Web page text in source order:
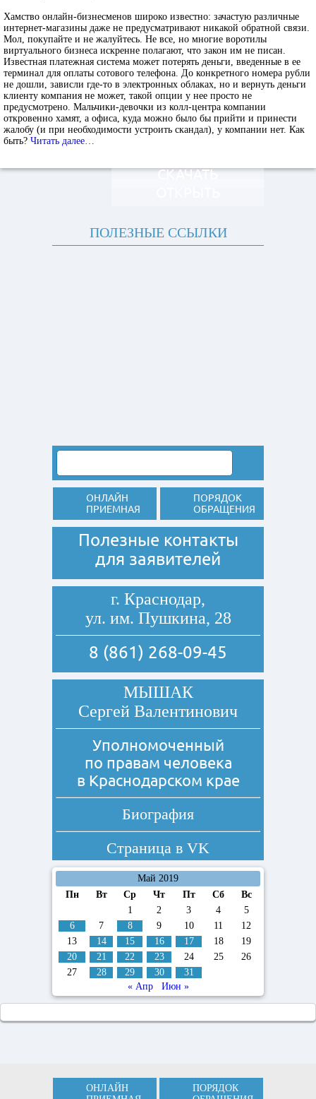
Хамство онлайн-бизнесменов широко известно: зачастую различные
интернет-магазины даже не предусматривают никакой обратной связи.
Мол, покупайте и не жалуйтесь. Не все, но многие воротилы
виртуального бизнеса искренне полагают, что закон им не писан.
Известная платежная система может потерять деньги, введенные в ее
терминал для оплаты сотового телефона. До конкретного номера рубли
не дошли, зависли где-то в электронных облаках, но и вернуть деньги
клиенту компания не может, такой опции у нее просто не
предусмотрено. Мальчики-девочки из колл-центра компании
откровенно хамят, а офиса, куда можно было бы прийти и принести
жалобу (и при необходимости устроить скандал), у компании нет. Как
быть? Читать далее…
СКАЧАТЬ
ПОЛЕЗНЫЕ ССЫЛКИ
ОНЛАЙН
ПРИЕМНАЯ
ПОРЯДОК
ОБРАЩЕНИЯ
Полезные контакты
для заявителей
г. Краснодар,
ул. им. Пушкина, 28
8 (861) 268-09-45
МЫШАК
Сергей Валентинович
Уполномоченный
по правам человека
в Краснодарском крае
Биография
Страница в VK
Май 2019
Пн
Вт Ср Чт Пт Сб
Вс
1
2 3 4
5
6
7 8 9 10 11
12
13
14 15 16 17 18
19
20
21 22 23 24 25
26
27
28 29 30
31
« Апр
Июн »
ОНЛАЙН
ПОРЯДОК